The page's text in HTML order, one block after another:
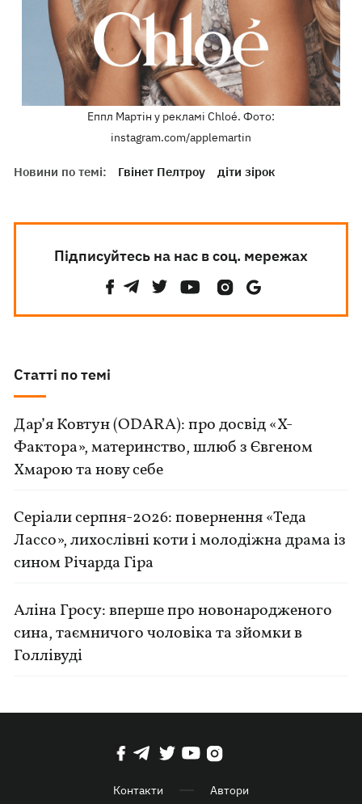
Еппл Мартін у рекламі Chloé. Фото:
instagram.com/applemartin
Новини по темі: Гвінет Пелтроу діти зірок
Підписуйтесь на нас в соц. мережах
Статті по темі
Дар’я Ковтун (ODARA): про досвід «Х-
Фактора», материнство, шлюб з Євгеном
Хмарою та нову себе
Серіали серпня-2026: повернення «Теда
Лассо», лихослівні коти і молодіжна драма із
сином Річарда Гіра
Аліна Гросу: вперше про новонародженого
сина, таємничого чоловіка та зйомки в
Голлівуді
Контакти Автори